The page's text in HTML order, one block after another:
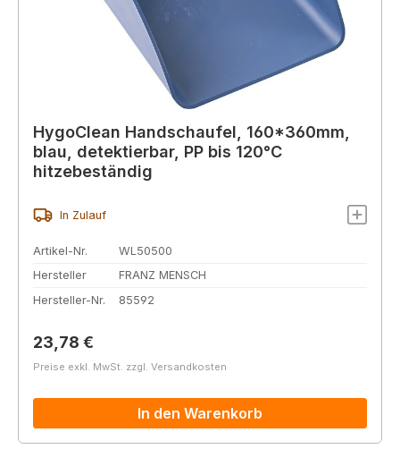
HygoClean Handschaufel, 160*360mm,
blau, detektierbar, PP bis 120°C
hitzebeständig
In Zulauf
Artikel-Nr.
WL50500
Hersteller
FRANZ MENSCH
Hersteller-Nr.
85592
Regulärer Preis:
23,78 €
Preise exkl. MwSt. zzgl. Versandkosten
In den Warenkorb